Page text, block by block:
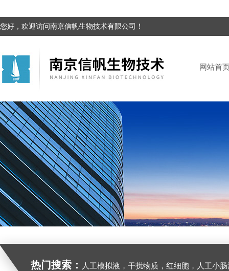
您好，欢迎访问南京信帆生物技术有限公司！
网站首
热门搜索： 人工模拟液，干扰物质，红细胞，人工小